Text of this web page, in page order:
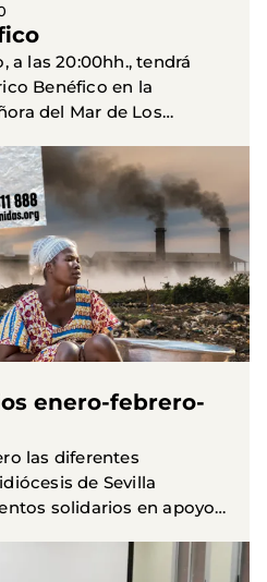
a las 20:00hh., tendrá
Benéfico en la
del Mar de Los
enero-febrero-
las diferentes
de Sevilla
solidarios en apoyo